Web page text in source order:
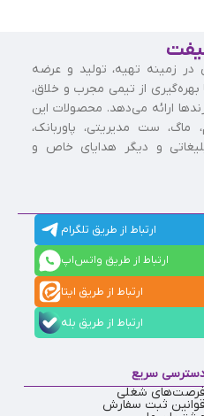
زمینه تهیه، تولید و عرضه
از تیمی مجرب و خلاق،
ارائه می‌دهد. محصولات این
ست مدیریتی، پاوربانک،
و دیگر هدایای خاص و
ارتباط از طریق تلگرام
ارتباط از طریق واتس‌اپ
ارتباط از طریق ایتا
ارتباط از طریق بله
سریع
شغلی
قوانین ثبت سفارش